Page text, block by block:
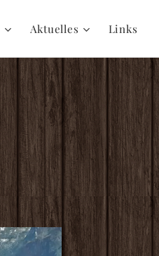
Aktuelles Links